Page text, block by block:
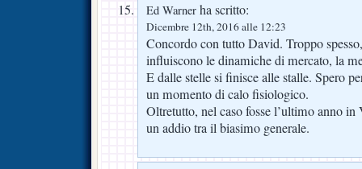
Ed Warner ha scritto:
Dicembre 12th, 2016 alle 12:23
Concordo con tutto David. Troppo
influiscono le dinamiche di mercato, la
E dalle stelle si finisce alle stalle. Spero
un momento di calo fisiologico.
Oltretutto, nel caso fosse l’ultimo anno
un addio tra il biasimo generale.